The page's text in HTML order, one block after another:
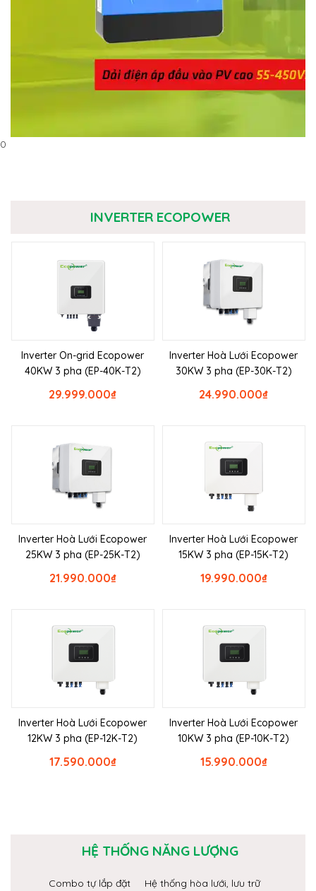
0
INVERTER ECOPOWER
Inverter On-grid Ecopower
40KW 3 pha (EP-40K-T2)
₫
29.999.000
Inverter Hoà Lưới Ecopower
30KW 3 pha (EP-30K-T2)
₫
24.990.000
Inverter Hoà Lưới Ecopower
25KW 3 pha (EP-25K-T2)
₫
21.990.000
Inverter Hoà Lưới Ecopower
15KW 3 pha (EP-15K-T2)
₫
19.990.000
Inverter Hoà Lưới Ecopower
12KW 3 pha (EP-12K-T2)
₫
17.590.000
Inverter Hoà Lưới Ecopower
10KW 3 pha (EP-10K-T2)
₫
15.990.000
HỆ THỐNG NĂNG LƯỢNG
Combo tự lắp đặt
Hệ thống hòa lưới, lưu trữ